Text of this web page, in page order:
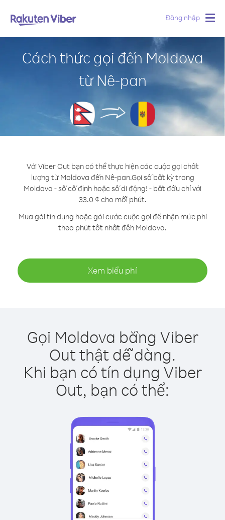
Đăng nhập
Cách thức gọi đến Moldova
từ Nê-pan
Với Viber Out bạn có thể thực hiện các cuộc gọi chất
lượng từ Moldova đến Nê-pan.Gọi số bất kỳ trong
Moldova - số cố định hoặc số di động! - bắt đầu chỉ với
33.0 ¢ cho mỗi phút.
Mua gói tín dụng hoặc gói cước cuộc gọi để nhận mức phí
theo phút tốt nhất đến Moldova.
Xem biểu phí
Gọi Moldova bằng Viber
Out thật dễ dàng.
Khi bạn có tín dụng Viber
Out, bạn có thể: